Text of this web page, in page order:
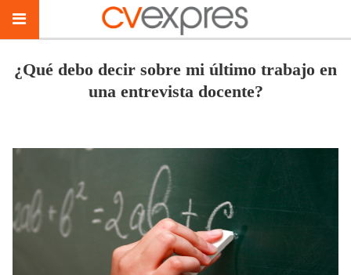
¿Qué debo decir sobre mi último trabajo en
una entrevista docente?